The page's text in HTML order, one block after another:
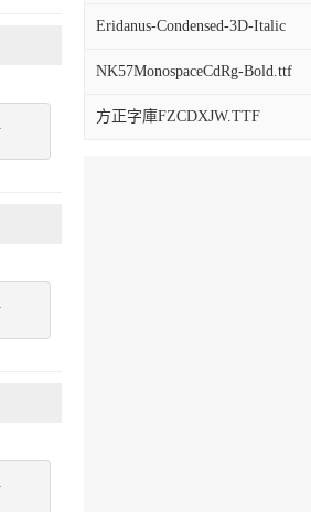
Eridanus-Condensed-3D-Italic
NK57MonospaceCdRg-Bold.ttf
方正字庫FZCDXJW.TTF